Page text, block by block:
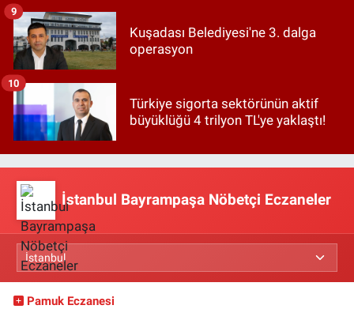
Kuşadası Belediyesi'ne 3. dalga
operasyon
9
Türkiye sigorta sektörünün aktif
büyüklüğü 4 trilyon TL'ye yaklaştı!
10
İstanbul Bayrampaşa Nöbetçi Eczaneler
Pamuk Eczanesi